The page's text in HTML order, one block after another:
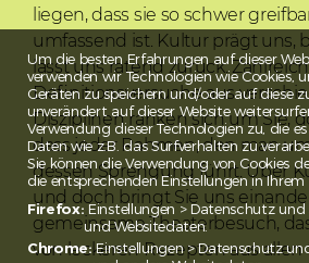
liegen, dass sie so schwer
umfassend ist. Kultur prägt uns,
lässt uns ratend zurück.
Definitionsversuche aus
Disziplinen ranken sich um Sie,
dass jeder Rahmen, den man
dessen Sprengung führt. Über
und doch bringt Sie uns
gemeinsame Theaterbesuch,
von leckeren Rezepten aus
Um die besten Erfahrungen auf dieser
verwenden wir Technologien wie Cookies,
Geräten zu speichern und/oder auf diese
unverändert auf dieser Website
Verwendung dieser Technologien zu, die
Daten wie z.B. das Surfverhalten zu
Sie können die Verwendung von Cookies
die entsprechenden Einstellungen in Ihrem
Firefox:Einstellungen > Datenschutz und
und Websitedaten.
Chrome:Einstellungen > Datenschutz